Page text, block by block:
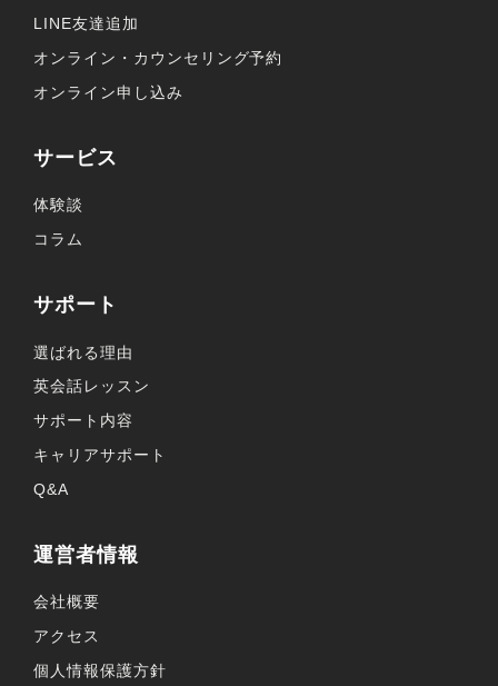
LINE友達追加
オンライン・カウンセリング予約
オンライン申し込み
サービス
体験談
コラム
サポート
選ばれる理由
英会話レッスン
サポート内容
キャリアサポート
Q&A
運営者情報
会社概要
アクセス
個人情報保護方針